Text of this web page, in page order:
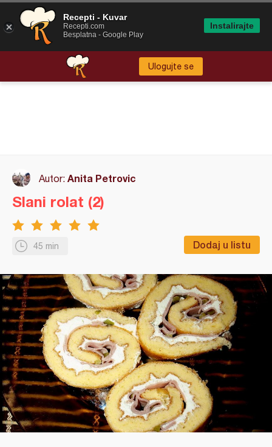
Ulogujte se
Autor: Anita Petrovic
45 min Dodaj u listu
Slani rolat (2)
Recepti - Kuvar
Recepti.com
Besplatna - Google Play
Instalirajte